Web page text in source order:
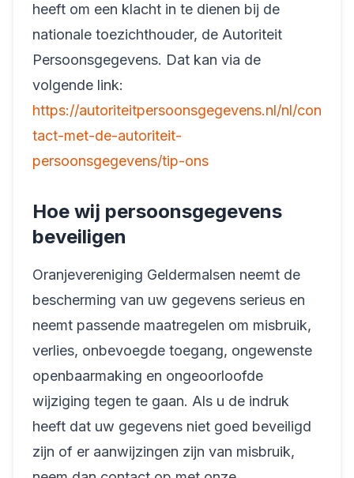
heeft om een klacht in te dienen bij de
nationale toezichthouder, de Autoriteit
Persoonsgegevens. Dat kan via de
volgende link:
https://autoriteitpersoonsgegevens.nl/nl/con
tact-met-de-autoriteit-
persoonsgegevens/tip-ons
Hoe wij persoonsgegevens
beveiligen
Oranjevereniging Geldermalsen neemt de
bescherming van uw gegevens serieus en
neemt passende maatregelen om misbruik,
verlies, onbevoegde toegang, ongewenste
openbaarmaking en ongeoorloofde
wijziging tegen te gaan. Als u de indruk
heeft dat uw gegevens niet goed beveiligd
zijn of er aanwijzingen zijn van misbruik,